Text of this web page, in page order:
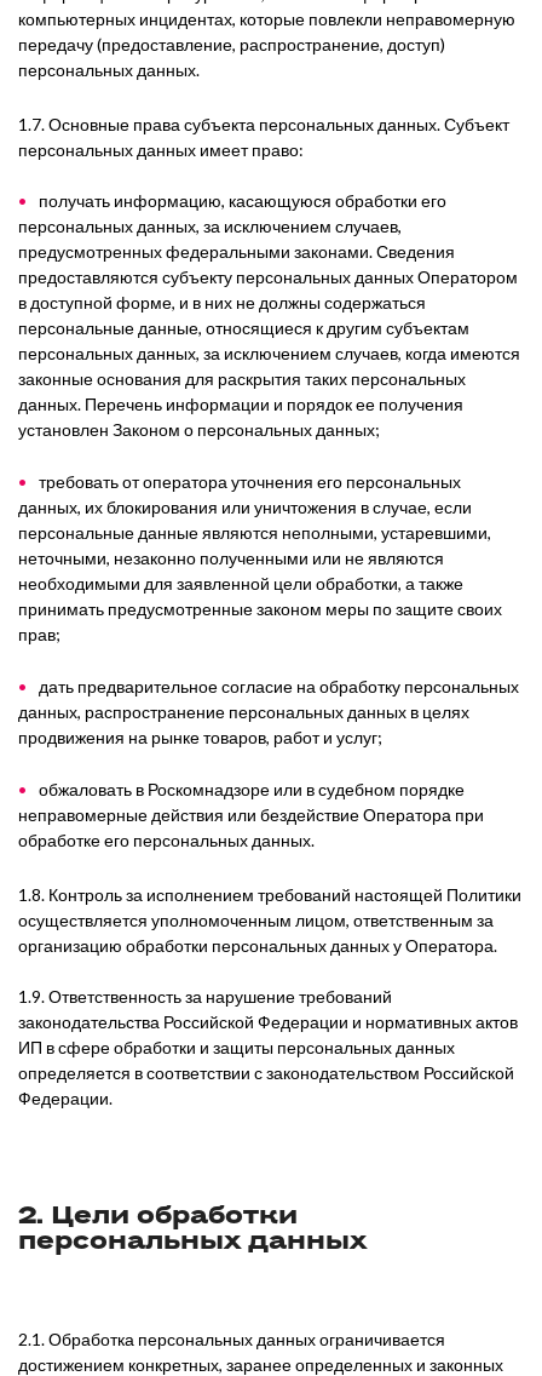
компьютерных инцидентах, которые повлекли неправомерную
передачу (предоставление, распространение, доступ)
персональных данных.
1.7. Основные права субъекта персональных данных. Субъект
персональных данных имеет право:
получать информацию, касающуюся обработки его
персональных данных, за исключением случаев,
предусмотренных федеральными законами. Сведения
предоставляются субъекту персональных данных Оператором
в доступной форме, и в них не должны содержаться
персональные данные, относящиеся к другим субъектам
персональных данных, за исключением случаев, когда имеются
законные основания для раскрытия таких персональных
данных. Перечень информации и порядок ее получения
установлен Законом о персональных данных;
требовать от оператора уточнения его персональных
данных, их блокирования или уничтожения в случае, если
персональные данные являются неполными, устаревшими,
неточными, незаконно полученными или не являются
необходимыми для заявленной цели обработки, а также
принимать предусмотренные законом меры по защите своих
прав;
дать предварительное согласие на обработку персональных
данных, распространение персональных данных в целях
продвижения на рынке товаров, работ и услуг;
обжаловать в Роскомнадзоре или в судебном порядке
неправомерные действия или бездействие Оператора при
обработке его персональных данных.
1.8. Контроль за исполнением требований настоящей Политики
осуществляется уполномоченным лицом, ответственным за
организацию обработки персональных данных у Оператора.
1.9. Ответственность за нарушение требований
законодательства Российской Федерации и нормативных актов
ИП в сфере обработки и защиты персональных данных
определяется в соответствии с законодательством Российской
Федерации.
2. Цели обработки
персональных данных
2.1. Обработка персональных данных ограничивается
достижением конкретных, заранее определенных и законных